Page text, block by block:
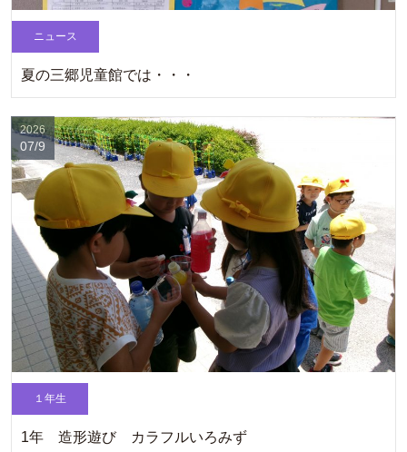
ニュース
夏の三郷児童館では・・・
１年生
1年 造形遊び カラフルいろみず
2026
07/9